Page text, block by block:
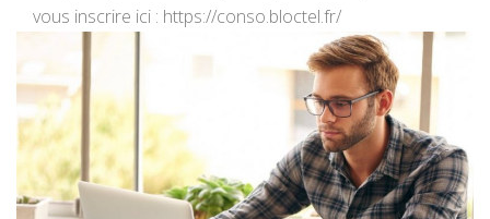
vous inscrire ici : https://conso.bloctel.fr/